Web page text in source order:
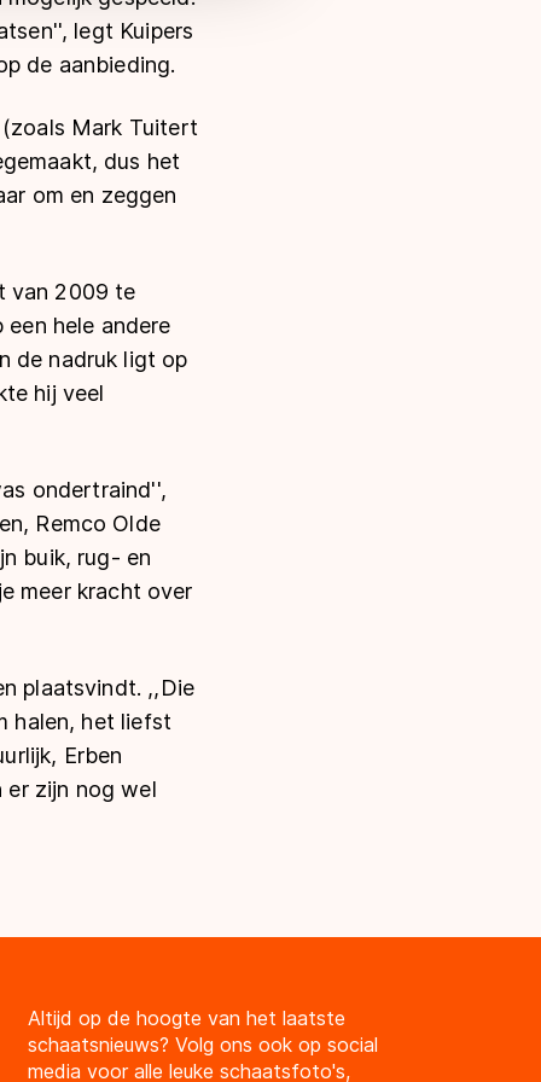
legt Kuipers
de aanbieding.
Mark Tuitert
dus het
om en zeggen
van 2009 te
hele andere
de nadruk ligt op
hij veel
ondertraind'',
Remco Olde
buik, rug- en
meer kracht over
plaatsvindt. ,,Die
halen, het liefst
Erben
er zijn nog wel
Altijd op de hoogte van het laatste
schaatsnieuws? Volg ons ook op social
media voor alle leuke schaatsfoto's,